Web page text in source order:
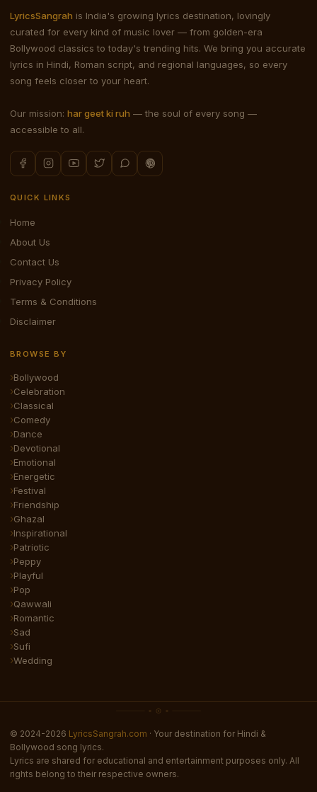
LyricsSangrah is India's growing lyrics destination, lovingly
curated for every kind of music lover — from golden-era
Bollywood classics to today's trending hits. We bring you accurate
lyrics in Hindi, Roman script, and regional languages, so every
song feels closer to your heart.
Our mission: har geet ki ruh — the soul of every song —
accessible to all.
QUICK LINKS
Home
About Us
Contact Us
Privacy Policy
Terms & Conditions
Disclaimer
BROWSE BY
Bollywood
Celebration
Classical
Comedy
Dance
Devotional
Emotional
Energetic
Festival
Friendship
Ghazal
Inspirational
Patriotic
Peppy
Playful
Pop
Qawwali
Romantic
Sad
Sufi
Wedding
© 2024-2026 LyricsSangrah.com · Your destination for Hindi &
Bollywood song lyrics.
Lyrics are shared for educational and entertainment purposes only. All
rights belong to their respective owners.